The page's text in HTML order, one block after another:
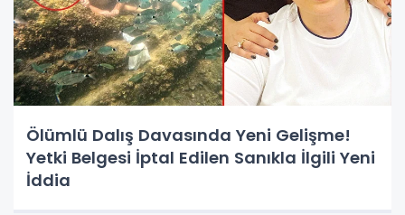
Ölümlü Dalış Davasında Yeni Gelişme!
Yetki Belgesi İptal Edilen Sanıkla İlgili Yeni
İddia